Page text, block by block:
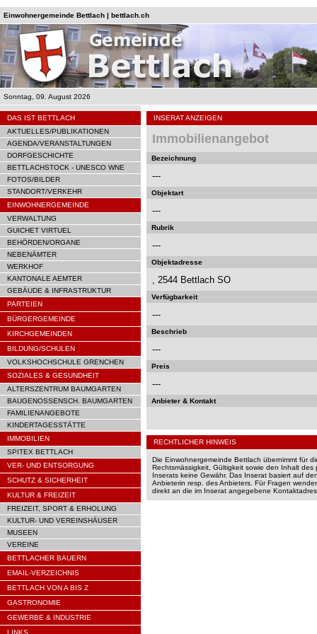
Einwohnergemeinde Bettlach | bettlach.ch
Sonntag, 09. August 2026
DAS IST BETTLACH
AKTUELLES/PUBLIKATIONEN
AGENDA/VERANSTALTUNGEN
DORFGESCHICHTE
BETTLACHSTOCK - UNESCO WNE
FOTOS/BILDER
STANDORT/VERKEHR
EINWOHNERGEMEINDE
VERWALTUNG
GUICHET VIRTUEL
BEHÖRDEN/ORGANE
NEBENÄMTER
WERKHOF
KANTONALE AEMTER
GEBÄUDE & INFRASTRUKTUR
PARTEIEN
BÜRGERGEMEINDE
KIRCHGEMEINDEN
BILDUNG/SCHULEN
VOLKSHOCHSCHULE GRENCHEN
SOZIALES & GESUNDHEIT
ALTERSZENTRUM BAUMGARTEN
BAUGENOSSENSCH. BAUMGARTEN
FAMILIENANGEBOTE
KINDERTAGESSTÄTTE
IMMOBILIEN
SPITEX BETTLACH
VER- UND ENTSORGUNG
SCHUTZ & SICHERHEIT
KULTUR & FREIZEIT
FREIZEIT, SPORT & ERHOLUNG
KULTUR- UND VEREINSHÄUSER
MUSEEN
VEREINE
BETTLACHER BAUERN
EMAIL-VERZEICHNIS
BETTLACH VON A BIS Z
GASTRONOMIE
GEWERBE & INDUSTRIE
LINKS
INSERAT ANZEIGEN
Immobilienangebot
Bezeichnung
---
Objektart
---
Rubrik
---
Objektadresse
, 2544 Bettlach SO
Verfügbarkeit
---
Beschrieb
---
Preis
---
Anbieter & Kontakt
RECHTLICHER HINWEIS
Die Einwohnergemeinde Bettlach übernimmt für
Rechtsmässigkeit, Gültigkeit sowie den Inhalt des
Inserats keine Gewähr. Das Inserat basiert auf
Anbieterin resp. des Anbieters. Für Fragen
direkt an die im Inserat angegebene